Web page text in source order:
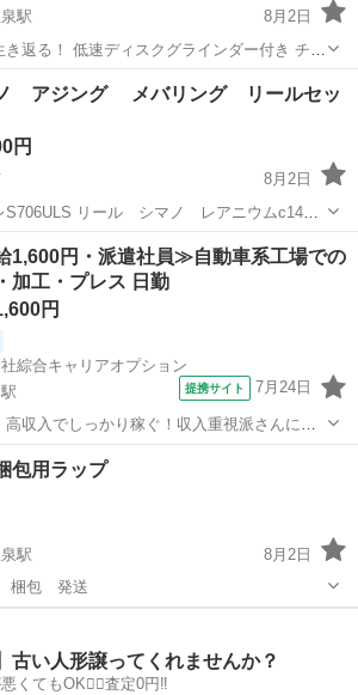
駅
8月2日
返る！ 低速ディスクグラインダー付き チッ
ケンマー研磨台とDケンマーチップソーグラ
お得な研磨機です。●ディスクグラインダーは
その他 チップソー
アジング メバリング リールセッ
円
8月2日
レアニウムc14
ありますがほとんど使用してません。
他 シマノ
1,600円・派遣社員≫自動車系工場での
加工・プレス 日勤
円
綜合キャリアオプション
提携サイト 7月24日
高収入でしっかり稼ぐ！収入重視派さんに！
の内装部品の製造や天井部品の組付け、泥除
作...
良駅 その他
包用ラップ
駅
8月2日
ラック 梱包 発送
古い人形譲ってくれませんか？
くてもOK🙆‍♀️査定0円‼️